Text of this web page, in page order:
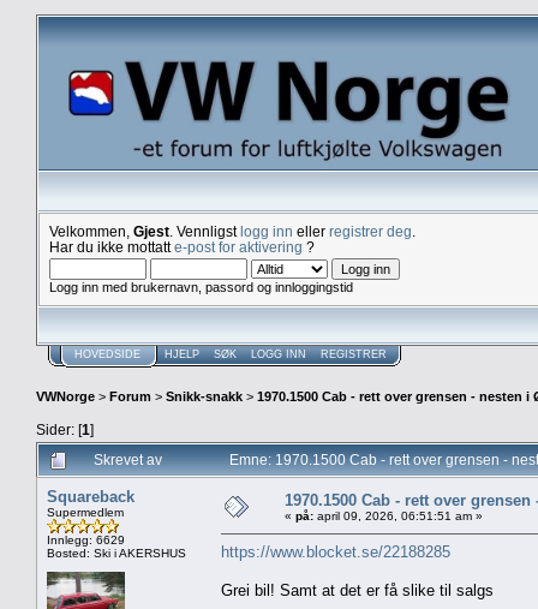
Velkommen, Gjest . Vennligstlogg inn eller registrer deg
Har du ikke mottatte-post for aktivering ?
Logg inn med brukernavn, passord og innloggingstid
HOVEDSIDE HJELP SØK LOGG INN REGISTRER
VWNorge > Forum > Snikk-snakk > 1970.1500 Cab - rett over grensen - nesten
Sider: [1]
Skrevet av
Emne: 1970.1500 Cab - rett over grensen -
Squareback
Supermedlem
Innlegg: 6629
Bosted: Ski i AKERSHUS
1970.1500 Cab - rett over
« på: april 09, 2026, 06:51:51 am »
https://www.blocket.se/22188285
Grei bil! Samt at det er få slike til salgs